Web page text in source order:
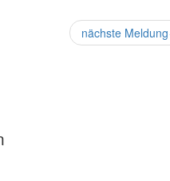
nächste Meldung